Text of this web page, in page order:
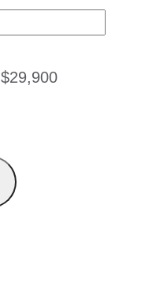
$29,900